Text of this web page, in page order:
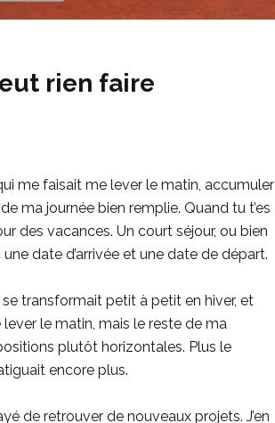
rien faire
me faisait me lever le matin, accumuler
ma journée bien remplie. Quand tu t’es
des vacances. Un court séjour, ou bien
date d’arrivée et une date de départ.
transformait petit à petit en hiver, et
lever le matin, mais le reste de ma
plutôt horizontales. Plus le
encore plus.
de retrouver de nouveaux projets. J’en